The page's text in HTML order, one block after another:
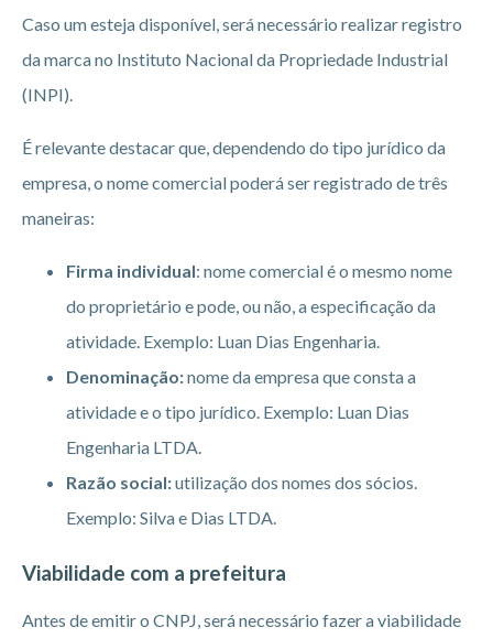
Caso um esteja disponível, será necessário realizar registro
da marca no Instituto Nacional da Propriedade Industrial
(INPI).
É relevante destacar que, dependendo do tipo jurídico da
empresa, o nome comercial poderá ser registrado de três
maneiras:
Firma individual: nome comercial é o mesmo nome
do proprietário e pode, ou não, a especificação da
atividade. Exemplo: Luan Dias Engenharia.
Denominação:nome da empresa que consta a
atividade e o tipo jurídico. Exemplo: Luan Dias
Engenharia LTDA.
Razão social:utilização dos nomes dos sócios.
Exemplo: Silva e Dias LTDA.
Viabilidade com a prefeitura
Antes de emitir o CNPJ, será necessário fazer a viabilidade